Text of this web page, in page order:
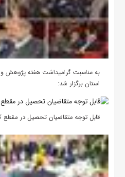
به مناسبت گرامیداشت هفته پژوهش و
استان برگزار شد:
قابل توجه متقاضیان تحصیل در مقطع